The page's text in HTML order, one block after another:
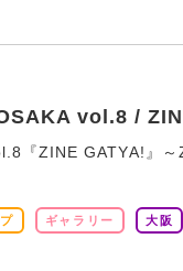
vol.8 /
『ZINE GATYA!』
ギャラリー 大阪